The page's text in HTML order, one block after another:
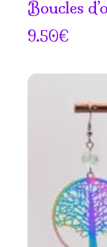
Boucles
9.50€